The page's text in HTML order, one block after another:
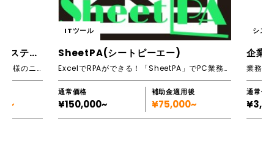
企業向けDXソリューション（システム開発）
業務に最適化されたソリューション お客様のニーズに誠実に対応いたします。シンタはお客様のニーズを満たす製品を作ります。
ITツール
SheetPA(シートピーエー)
ExcelでRPAができる！「SheetPA」でPC業務自動化へ
通常価格
¥150,000~
補助金適用後
¥75,000~
システ
通常価格